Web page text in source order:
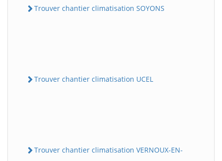
Trouver chantier climatisation SOYONS
Trouver chantier climatisation UCEL
Trouver chantier climatisation VERNOUX-EN-